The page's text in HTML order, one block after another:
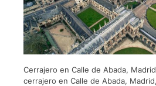
Cerrajero en Calle de Abada,
cerrajero en Calle de Abada,